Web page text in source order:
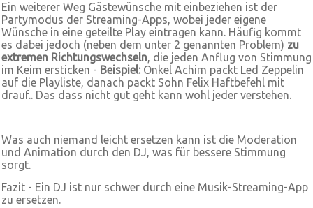
Ein weiterer Weg Gästewünsche mit einbeziehen ist der
Partymodus der Streaming-Apps, wobei jeder eigene
Wünsche in eine geteilte Play eintragen kann. Häufig kommt
es dabei jedoch (neben dem unter 2 genannten Problem) zu
extremen Richtungswechseln, die jeden Anflug von Stimmung
im Keim ersticken - Beispiel: Onkel Achim packt Led Zeppelin
auf die Playliste, danach packt Sohn Felix Haftbefehl mit
drauf.. Das dass nicht gut geht kann wohl jeder verstehen.
Was auch niemand leicht ersetzen kann ist die Moderation
und Animation durch den DJ, was für bessere Stimmung
sorgt.
Fazit - Ein DJ ist nur schwer durch eine Musik-Streaming-App
zu ersetzen.